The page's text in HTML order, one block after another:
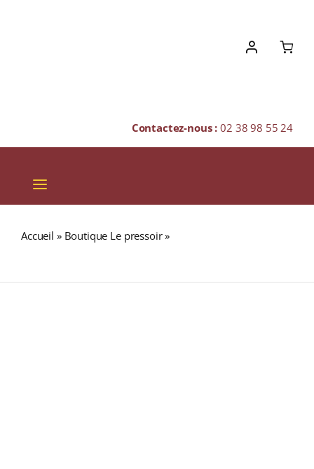
Contactez-nous :02 38 98 55 24
Toggle
Navigation
SPIRITUEUX
Accueil » Boutique Le pressoir»